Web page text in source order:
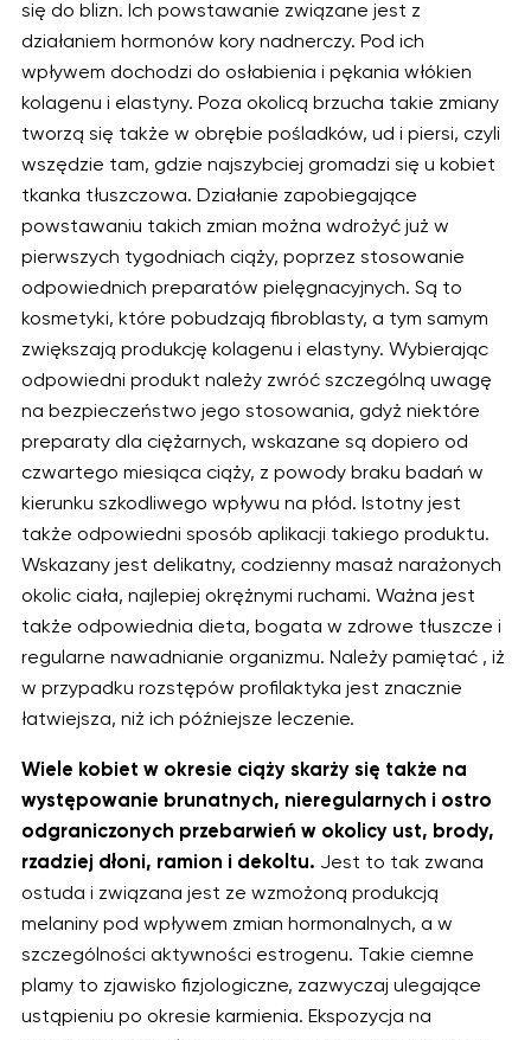
się do blizn. Ich powstawanie związane jest z
działaniem hormonów kory nadnerczy. Pod ich
wpływem dochodzi do osłabienia i pękania włókien
kolagenu i elastyny. Poza okolicą brzucha takie zmiany
tworzą się także w obrębie pośladków, ud i piersi, czyli
wszędzie tam, gdzie najszybciej gromadzi się u kobiet
tkanka tłuszczowa. Działanie zapobiegające
powstawaniu takich zmian można wdrożyć już w
pierwszych tygodniach ciąży, poprzez stosowanie
odpowiednich preparatów pielęgnacyjnych. Są to
kosmetyki, które pobudzają fibroblasty, a tym samym
zwiększają produkcję kolagenu i elastyny. Wybierając
odpowiedni produkt należy zwróć szczególną uwagę
na bezpieczeństwo jego stosowania, gdyż niektóre
preparaty dla ciężarnych, wskazane są dopiero od
czwartego miesiąca ciąży, z powody braku badań w
kierunku szkodliwego wpływu na płód. Istotny jest
także odpowiedni sposób aplikacji takiego produktu.
Wskazany jest delikatny, codzienny masaż narażonych
okolic ciała, najlepiej okrężnymi ruchami. Ważna jest
także odpowiednia dieta, bogata w zdrowe tłuszcze i
regularne nawadnianie organizmu. Należy pamiętać , iż
w przypadku rozstępów profilaktyka jest znacznie
łatwiejsza, niż ich późniejsze leczenie.
Wiele kobiet w okresie ciąży skarży się także na
występowanie brunatnych, nieregularnych i ostro
odgraniczonych przebarwień w okolicy ust, brody,
rzadziej dłoni, ramion i dekoltu. Jest to tak zwana
ostuda i związana jest ze wzmożoną produkcją
melaniny pod wpływem zmian hormonalnych, a w
szczególności aktywności estrogenu. Takie ciemne
plamy to zjawisko fizjologiczne, zazwyczaj ulegające
ustąpieniu po okresie karmienia. Ekspozycja na